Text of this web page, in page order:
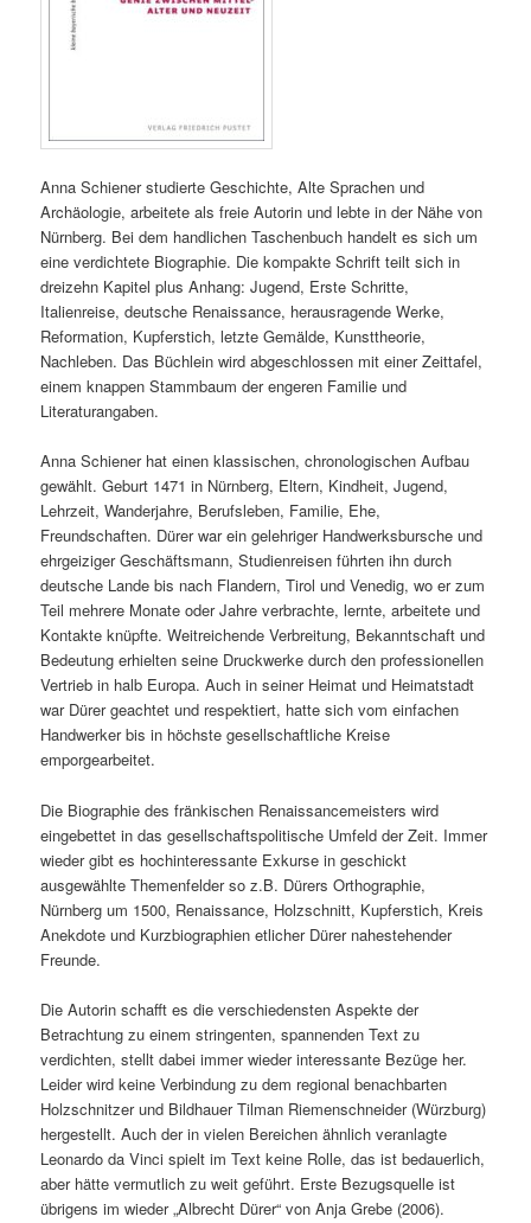
Anna Schiener studierte Geschichte, Alte Sprachen und
Archäologie, arbeitete als freie Autorin und lebte in der Nähe von
Nürnberg. Bei dem handlichen Taschenbuch handelt es sich um
eine verdichtete Biographie. Die kompakte Schrift teilt sich in
dreizehn Kapitel plus Anhang: Jugend, Erste Schritte,
Italienreise, deutsche Renaissance, herausragende Werke,
Reformation, Kupferstich, letzte Gemälde, Kunsttheorie,
Nachleben. Das Büchlein wird abgeschlossen mit einer Zeittafel,
einem knappen Stammbaum der engeren Familie und
Literaturangaben.
Anna Schiener hat einen klassischen, chronologischen Aufbau
gewählt. Geburt 1471 in Nürnberg, Eltern, Kindheit, Jugend,
Lehrzeit, Wanderjahre, Berufsleben, Familie, Ehe,
Freundschaften. Dürer war ein gelehriger Handwerksbursche und
ehrgeiziger Geschäftsmann, Studienreisen führten ihn durch
deutsche Lande bis nach Flandern, Tirol und Venedig, wo er zum
Teil mehrere Monate oder Jahre verbrachte, lernte, arbeitete und
Kontakte knüpfte. Weitreichende Verbreitung, Bekanntschaft und
Bedeutung erhielten seine Druckwerke durch den professionellen
Vertrieb in halb Europa. Auch in seiner Heimat und Heimatstadt
war Dürer geachtet und respektiert, hatte sich vom einfachen
Handwerker bis in höchste gesellschaftliche Kreise
emporgearbeitet.
Die Biographie des fränkischen Renaissancemeisters wird
eingebettet in das gesellschaftspolitische Umfeld der Zeit. Immer
wieder gibt es hochinteressante Exkurse in geschickt
ausgewählte Themenfelder so z.B. Dürers Orthographie,
Nürnberg um 1500, Renaissance, Holzschnitt, Kupferstich, Kreis
Anekdote und Kurzbiographien etlicher Dürer nahestehender
Freunde.
Die Autorin schafft es die verschiedensten Aspekte der
Betrachtung zu einem stringenten, spannenden Text zu
verdichten, stellt dabei immer wieder interessante Bezüge her.
Leider wird keine Verbindung zu dem regional benachbarten
Holzschnitzer und Bildhauer Tilman Riemenschneider (Würzburg)
hergestellt. Auch der in vielen Bereichen ähnlich veranlagte
Leonardo da Vinci spielt im Text keine Rolle, das ist bedauerlich,
aber hätte vermutlich zu weit geführt. Erste Bezugsquelle ist
übrigens im wieder „Albrecht Dürer“ von Anja Grebe (2006).